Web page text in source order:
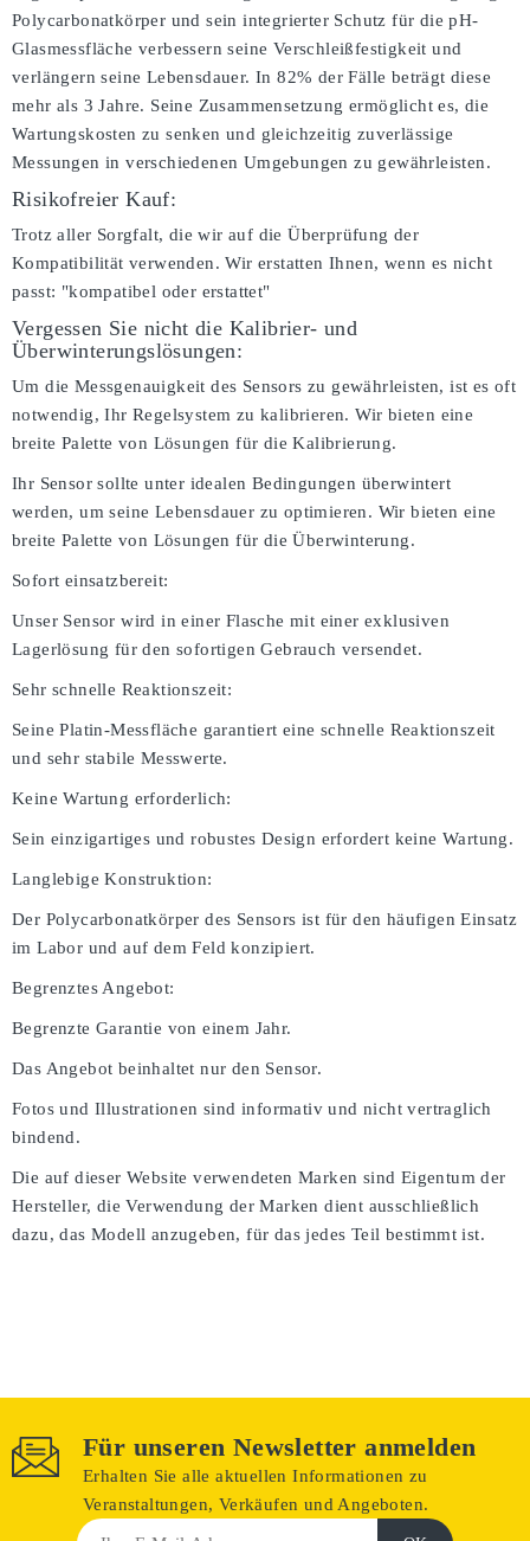
Polycarbonatkörper und sein integrierter Schutz für die pH-
Glasmessfläche verbessern seine Verschleißfestigkeit und
verlängern seine Lebensdauer. In 82% der Fälle beträgt diese
mehr als 3 Jahre. Seine Zusammensetzung ermöglicht es, die
Wartungskosten zu senken und gleichzeitig zuverlässige
Messungen in verschiedenen Umgebungen zu gewährleisten.
Risikofreier Kauf:
Trotz aller Sorgfalt, die wir auf die Überprüfung der
Kompatibilität verwenden. Wir erstatten Ihnen, wenn es nicht
passt: "kompatibel oder erstattet"
Vergessen Sie nicht die Kalibrier- und
Überwinterungslösungen:
Um die Messgenauigkeit des Sensors zu gewährleisten, ist es oft
notwendig, Ihr Regelsystem zu kalibrieren. Wir bieten eine
breite Palette von Lösungen für die Kalibrierung.
Ihr Sensor sollte unter idealen Bedingungen überwintert
werden, um seine Lebensdauer zu optimieren. Wir bieten eine
breite Palette von Lösungen für die Überwinterung.
Sofort einsatzbereit:
Unser Sensor wird in einer Flasche mit einer exklusiven
Lagerlösung für den sofortigen Gebrauch versendet.
Sehr schnelle Reaktionszeit:
Seine Platin-Messfläche garantiert eine schnelle Reaktionszeit
und sehr stabile Messwerte.
Keine Wartung erforderlich:
Sein einzigartiges und robustes Design erfordert keine Wartung.
Langlebige Konstruktion:
Der Polycarbonatkörper des Sensors ist für den häufigen Einsatz
im Labor und auf dem Feld konzipiert.
Begrenztes Angebot:
Begrenzte Garantie von einem Jahr.
Das Angebot beinhaltet nur den Sensor.
Fotos und Illustrationen sind informativ und nicht vertraglich
bindend.
Die auf dieser Website verwendeten Marken sind Eigentum der
Hersteller, die Verwendung der Marken dient ausschließlich
dazu, das Modell anzugeben, für das jedes Teil bestimmt ist.
Für unseren Newsletter anmelden
Erhalten Sie alle aktuellen Informationen zu
Veranstaltungen, Verkäufen und Angeboten.